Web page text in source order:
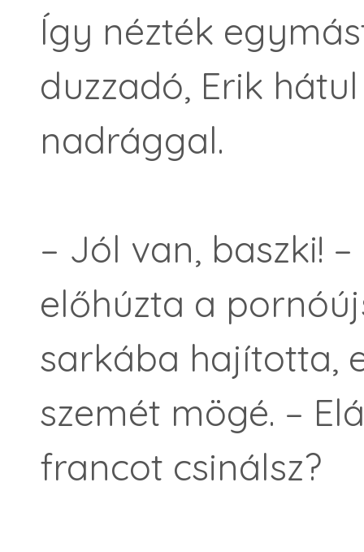
Így nézték
duzzadó, Erik
nadrággal.
– Jól van, baszki!
előhúzta a
sarkába hajította,
szemét mögé. –
francot csinálsz?